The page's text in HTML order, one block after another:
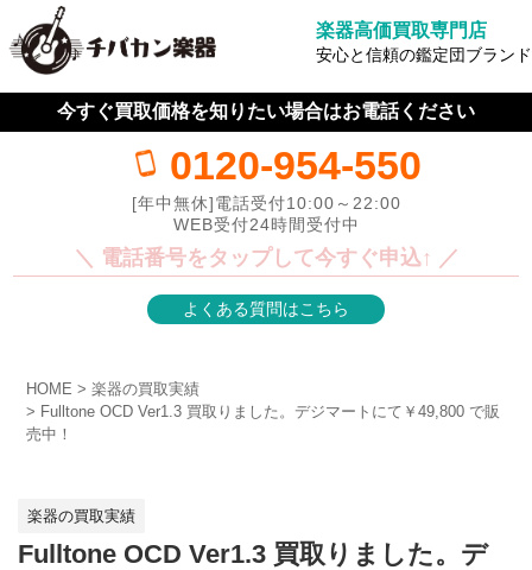
楽器高価買取専門店
安心と信頼の鑑定団ブランド
今すぐ買取価格を知りたい場合はお電話ください
0120-954-550
[年中無休]電話受付10:00～22:00
WEB受付24時間受付中
＼ 電話番号をタップして今すぐ申込↑ ／
よくある質問はこちら
HOME
楽器の買取実績
Fulltone OCD Ver1.3 買取りました。デジマートにて￥49,800 で販
売中！
楽器の買取実績
Fulltone OCD Ver1.3 買取りました。デ